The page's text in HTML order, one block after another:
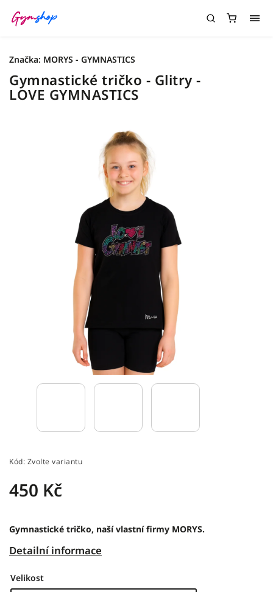
Gymnastické tričko - Glitry -
LOVE GYMNASTICS
Kód: Zvolte variantu
450 Kč
Gymnastické tričko, naší vlastní firmy MORYS.
Detailní informace
Značka: MORYS - GYMNASTICS
Velikost